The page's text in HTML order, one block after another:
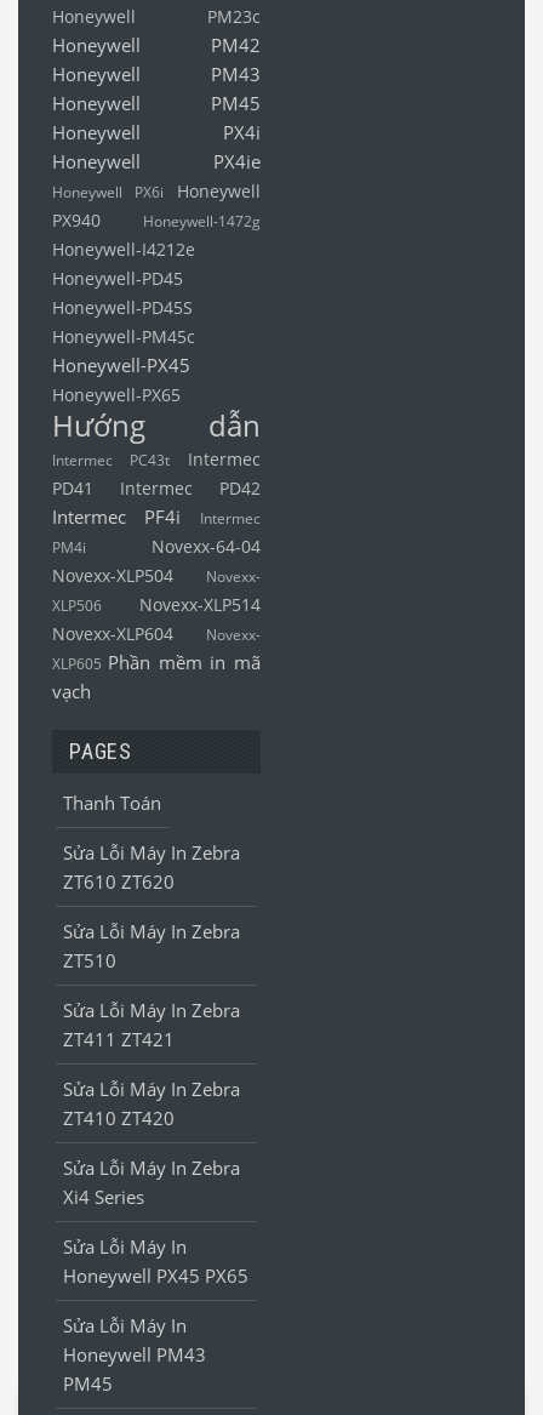
Honeywell PM23c
Honeywell PM42
Honeywell PM43
Honeywell PM45
Honeywell PX4i
Honeywell PX4ie
Honeywell PX6i
Honeywell
PX940
Honeywell-1472g
Honeywell-I4212e
Honeywell-PD45
Honeywell-PD45S
Honeywell-PM45c
Honeywell-PX45
Honeywell-PX65
Hướng dẫn
Intermec PC43t
Intermec
PD41
Intermec PD42
Intermec PF4i
Intermec
PM4i
Novexx-64-04
Novexx-XLP504
Novexx-
XLP506
Novexx-XLP514
Novexx-XLP604
Novexx-
XLP605 Phần mềm in mã
vạch
PAGES
Thanh Toán
Sửa Lỗi Máy In Zebra
ZT610 ZT620
Sửa Lỗi Máy In Zebra
ZT510
Sửa Lỗi Máy In Zebra
ZT411 ZT421
Sửa Lỗi Máy In Zebra
ZT410 ZT420
Sửa Lỗi Máy In Zebra
Xi4 Series
Sửa Lỗi Máy In
Honeywell PX45 PX65
Sửa Lỗi Máy In
Honeywell PM43
PM45